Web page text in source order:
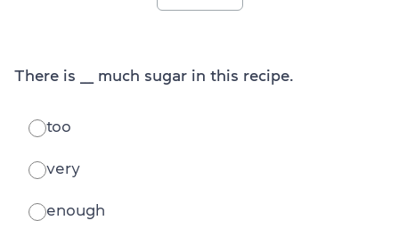
There is ___ much sugar in this recipe.
too
very
enough